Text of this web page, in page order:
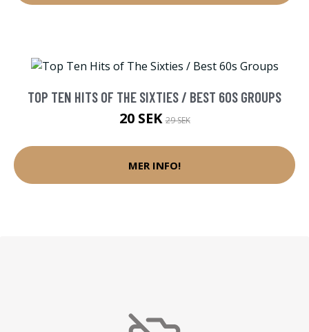
TOP TEN HITS OF THE SIXTIES / BEST 60S GROUPS
20 SEK29 SEK
MER INFO!